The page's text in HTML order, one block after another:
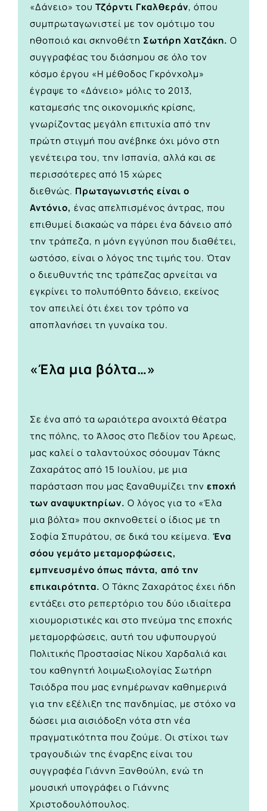
«Δάνειο» του Τζόρντι Γκαλθεράν, όπου
συμπρωταγωνιστεί με τον ομότιμο του
ηθοποιό και σκηνοθέτη Σωτήρη Χατζάκη. Ο
συγγραφέας του διάσημου σε όλο τον
κόσμο έργου «Η μέθοδος Γκρόνχολμ»
έγραψε το «Δάνειο» μόλις το 2013,
καταμεσής της οικονομικής κρίσης,
γνωρίζοντας μεγάλη επιτυχία από την
πρώτη στιγμή που ανέβηκε όχι μόνο στη
γενέτειρα του, την Ισπανία, αλλά και σε
περισσότερες από 15 χώρες
διεθνώς. Πρωταγωνιστής είναι ο
Αντόνιο, ένας απελπισμένος άντρας, που
επιθυμεί διακαώς να πάρει ένα δάνειο από
την τράπεζα, η μόνη εγγύηση που διαθέτει,
ωστόσο, είναι ο λόγος της τιμής του. Όταν
ο διευθυντής της τράπεζας αρνείται να
εγκρίνει το πολυπόθητο δάνειο, εκείνος
τον απειλεί ότι έχει τον τρόπο να
αποπλανήσει τη γυναίκα του.
«Έλα μια βόλτα…»
Σε ένα από τα ωραιότερα ανοιχτά θέατρα
της πόλης, το Άλσος στο Πεδίον του Άρεως,
μας καλεί ο ταλαντούχος σόουμαν Τάκης
Ζαχαράτος από 15 Ιουλίου, με μια
παράσταση που μας ξαναθυμίζει την εποχή
των αναψυκτηρίων. Ο λόγος για το «Έλα
μια βόλτα» που σκηνοθετεί ο ίδιος με τη
Σοφία Σπυράτου, σε δικά του κείμενα. Ένα
σόου γεμάτο μεταμορφώσεις,
εμπνευσμένο όπως πάντα, από την
επικαιρότητα. Ο Τάκης Ζαχαράτος έχει ήδη
εντάξει στο ρεπερτόριο του δύο ιδιαίτερα
χιουμοριστικές και στο πνεύμα της εποχής
μεταμορφώσεις, αυτή του υφυπουργού
Πολιτικής Προστασίας Νίκου Χαρδαλιά και
του καθηγητή λοιμωξιολογίας Σωτήρη
Τσιόδρα που μας ενημέρωναν καθημερινά
για την εξέλιξη της πανδημίας, με στόχο να
δώσει μια αισιόδοξη νότα στη νέα
πραγματικότητα που ζούμε. Οι στίχοι των
τραγουδιών της έναρξης είναι του
συγγραφέα Γιάννη Ξανθούλη, ενώ τη
μουσική υπογράφει ο Γιάννης
Χριστοδουλόπουλος.